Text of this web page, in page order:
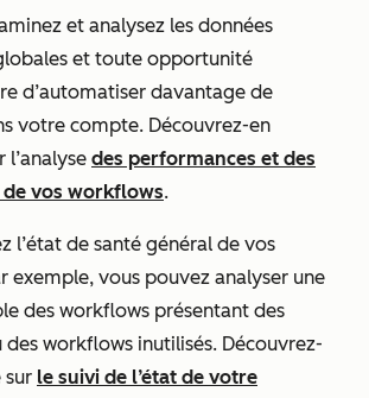
et analysez les données
et toute opportunité
d’automatiser davantage de
votre compte. Découvrez-en
l’analyse des performances et des
vos workflows.
l’état de santé général de vos
exemple, vous pouvez analyser une
des workflows présentant des
workflows inutilisés. Découvrez-
sur le suivi de l’état de votre